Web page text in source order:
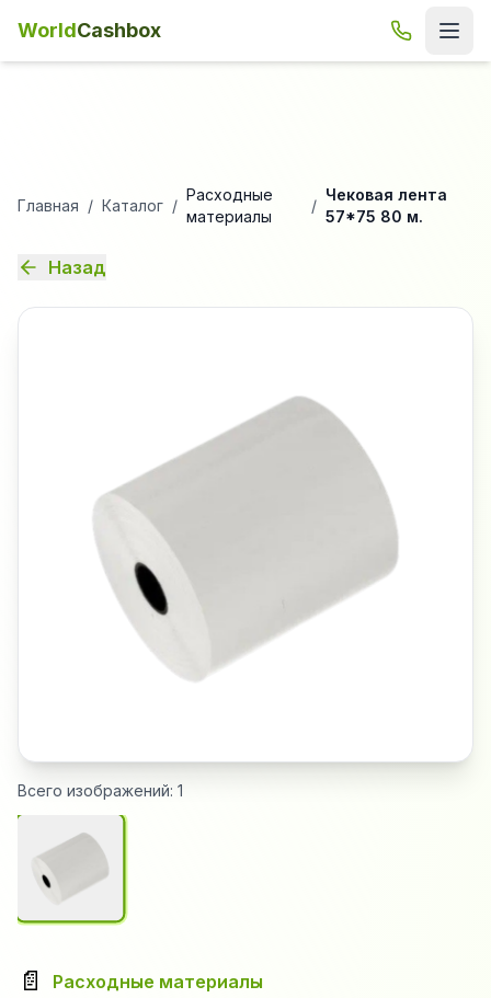
WorldCashbox
Главная / Каталог /
Расходные
материалы
/
Чековая лента
57*75 80 м.
Назад
Всего изображений: 1
📄 Расходные материалы